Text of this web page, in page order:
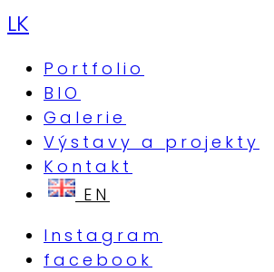
LK
Portfolio
BIO
Galerie
Výstavy a projekty
Kontakt
Instagram
facebook